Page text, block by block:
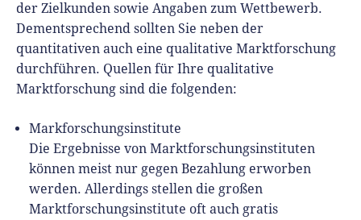
der Zielkunden sowie Angaben zum Wettbewerb.
Dementsprechend sollten Sie neben der
quantitativen auch eine qualitative Marktforschung
durchführen. Quellen für Ihre qualitative
Marktforschung sind die folgenden:
Markforschungsinstitute
Die Ergebnisse von Marktforschungsinstituten
können meist nur gegen Bezahlung erworben
werden. Allerdings stellen die großen
Marktforschungsinstitute oft auch gratis